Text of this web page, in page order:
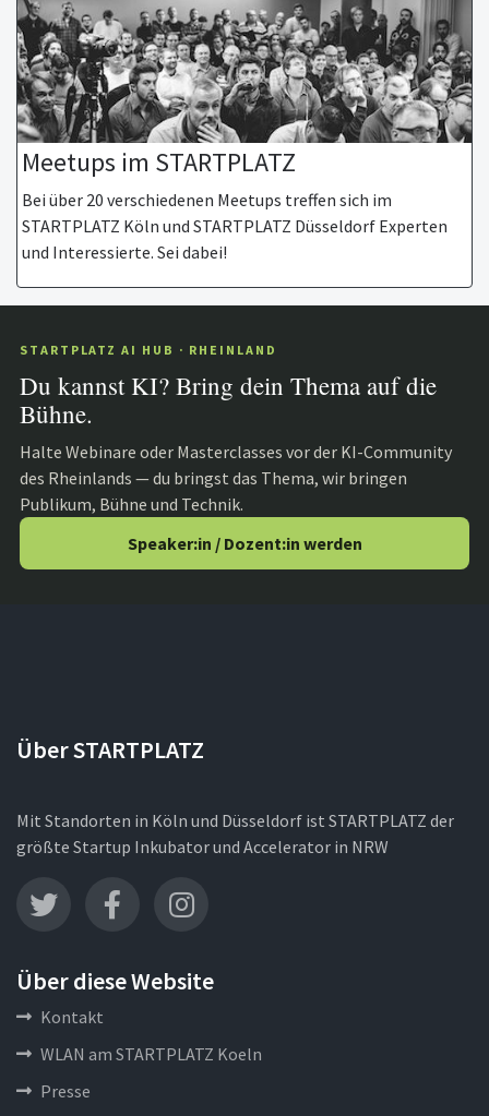
Meetups im STARTPLATZ
Bei über 20 verschiedenen Meetups treffen sich im
STARTPLATZ Köln und STARTPLATZ Düsseldorf Experten
und Interessierte. Sei dabei!
STARTPLATZ AI HUB · RHEINLAND
Du kannst KI? Bring dein Thema auf die
Bühne.
Halte Webinare oder Masterclasses vor der KI-Community
des Rheinlands — du bringst das Thema, wir bringen
Publikum, Bühne und Technik.
Speaker:in / Dozent:in werden
Über STARTPLATZ
Mit Standorten in Köln und Düsseldorf ist STARTPLATZ der
größte Startup Inkubator und Accelerator in NRW
Über diese Website
Kontakt
WLAN am STARTPLATZ Koeln
Presse